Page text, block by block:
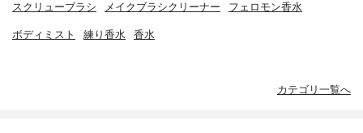
スクリューブラシ メイクブラシクリーナー フェロモン香水
ボディミスト 練り香水 香水
カテゴリ一覧へ